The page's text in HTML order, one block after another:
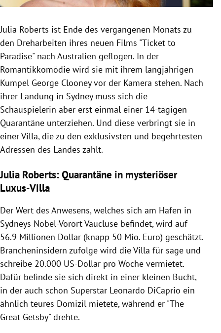
Julia Roberts ist Ende des vergangenen Monats zu
den Dreharbeiten ihres neuen Films "Ticket to
Paradise" nach Australien geflogen. In der
Romantikkomödie wird sie mit ihrem langjährigen
Kumpel George Clooney vor der Kamera stehen. Nach
ihrer Landung in Sydney muss sich die
Schauspielerin aber erst einmal einer 14-tägigen
Quarantäne unterziehen. Und diese verbringt sie in
einer Villa, die zu den exklusivsten und begehrtesten
Adressen des Landes zählt.
Julia Roberts: Quarantäne in mysteriöser
Luxus-Villa
Der Wert des Anwesens, welches sich am Hafen in
Sydneys Nobel-Vorort Vaucluse befindet, wird auf
56.9 Millionen Dollar (knapp 50 Mio. Euro) geschätzt.
Brancheninsidern zufolge wird die Villa für sage und
schreibe 20.000 US-Dollar pro Woche vermietet.
Dafür befinde sie sich direkt in einer kleinen Bucht,
in der auch schon Superstar Leonardo DiCaprio ein
ähnlich teures Domizil mietete, während er "The
Great Getsby" drehte.